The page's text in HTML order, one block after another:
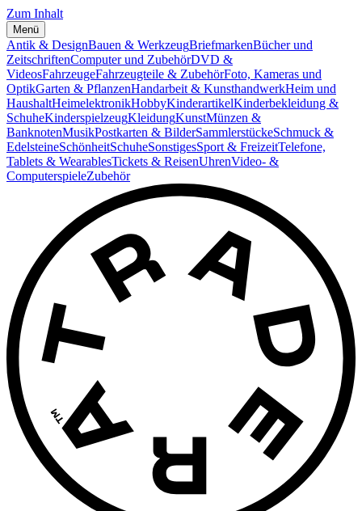
Zum Inhalt
Menü
Antik & DesignBauen & WerkzeugBriefmarkenBücher und
ZeitschriftenComputer und ZubehörDVD &
VideosFahrzeugeFahrzeugteile & ZubehörFoto, Kameras und
OptikGarten & PflanzenHandarbeit & KunsthandwerkHeim und
HaushaltHeimelektronikHobbyKinderartikelKinderbekleidung &
SchuheKinderspielzeugKleidungKunstMünzen &
BanknotenMusikPostkarten & BilderSammlerstückeSchmuck &
EdelsteineSchönheitSchuheSonstigesSport & FreizeitTelefone,
Tablets & WearablesTickets & ReisenUhrenVideo- &
ComputerspieleZubehör